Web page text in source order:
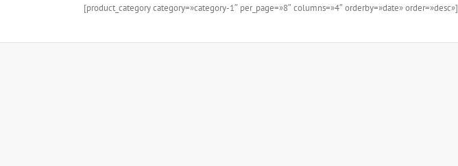
[product_category category=»category-1″ per_page=»8″ columns=»4″ orderby=»date» order=»desc»]